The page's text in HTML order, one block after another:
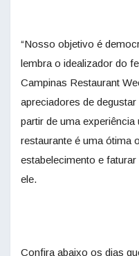
“Nosso objetivo é
lembra o idealizador do
Campinas Restaurant
apreciadores de
partir de uma
restaurante é uma ótima
estabelecimento e
ele.
Confira abaixo os dias